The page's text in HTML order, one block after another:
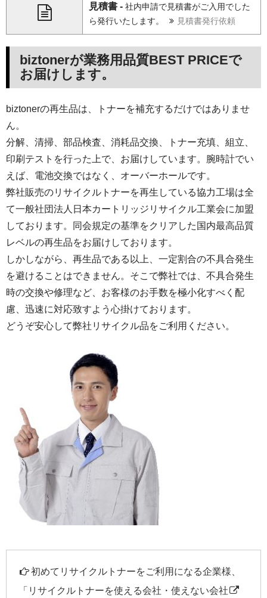
見積書 - 社内申請で見積書がご入用でした
ら発行いたします。
見積書発行依頼
biztonerが業務用品質BEST PRICEで
お届けします。
biztonerの再生品は、トナーを補充するだけではありませ
ん。
分解、清掃、部品検査、消耗品交換、トナー充填、組立、
印刷テストを行った上で、お届けしています。腕時計でい
えば、電池交換ではなく、オーバーホールです。
弊社販売のリサイクルトナーを再生している協力工場は全
て一般社団法人日本カートリッジリサイクル工業会に加盟
しております。同会規定の基準をクリアした国内最高品質
レベルの再生品をお届けしております。
しかしながら、再生品である以上、一定割合の不具合発生
を避けることはできません。そこで弊社では、不具合発生
時の交換や修理など、お客様のお手数を極小化すべく配
慮、迅速に対応致すよう心掛けております。
どうぞ安心して弊社リサイクル品をご利用ください。
初めてリサイクルトナーをご利用になる企業様、
「 リサイクルトナーを使える会社・使えない会社